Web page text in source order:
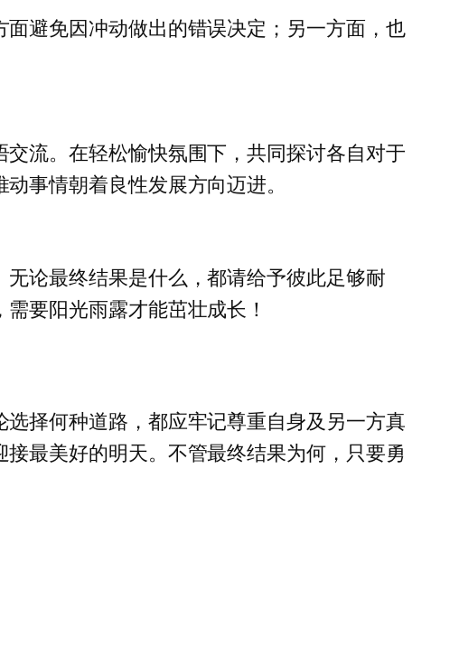
避免因冲动做出的错误决定；另一方面，也
流。在轻松愉快氛围下，共同探讨各自对于
事情朝着良性发展方向迈进。
论最终结果是什么，都请给予彼此足够耐
要阳光雨露才能茁壮成长！
择何种道路，都应牢记尊重自身及另一方真
最美好的明天。不管最终结果为何，只要勇